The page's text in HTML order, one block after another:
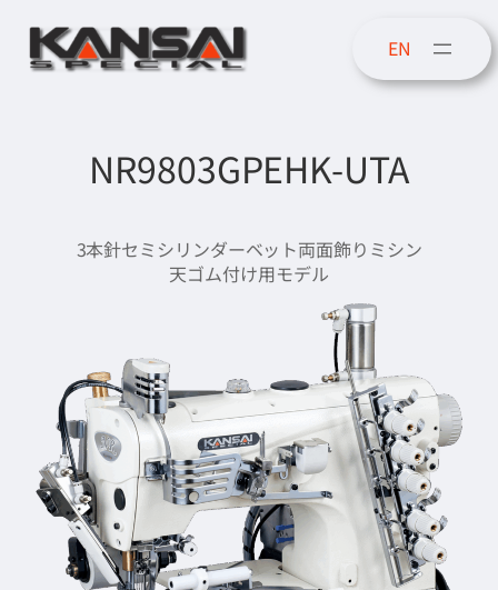
EN
NR9803GPEHK-UTA
3本針セミシリンダーベット両面飾りミシン
天ゴム付け用モデル